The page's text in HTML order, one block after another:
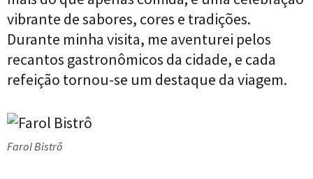
vibrante de sabores, cores e tradições.
Durante minha visita, me aventurei pelos
recantos gastronômicos da cidade, e cada
refeição tornou-se um destaque da viagem.
Farol Bistrô